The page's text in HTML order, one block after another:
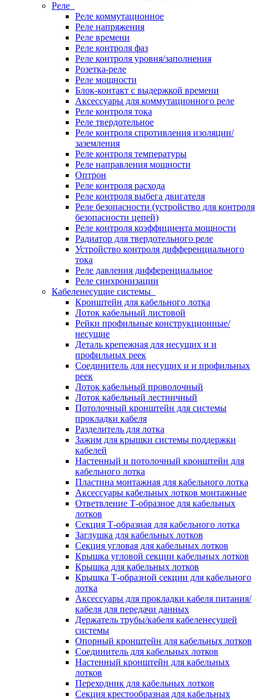
Реле
Реле коммутационное
Реле напряжения
Реле времени
Реле контроля фаз
Реле контроля уровня/заполнения
Розетка-реле
Реле мощности
Блок-контакт с выдержкой времени
Аксессуары для коммутационного реле
Реле контроля тока
Реле твердотельное
Реле контроля спротивления изоляции/
заземления
Реле контроля температуры
Реле направления мощности
Оптрон
Реле контроля расхода
Реле контроля выбега двигателя
Реле безопасности (устройство для контроля
безопасности цепей)
Реле контроля коэффициента мощности
Радиатор для твердотельного реле
Устройство контроля дифференциального
тока
Реле давления дифференциальное
Реле синхронизации
Кабеленесущие системы
Кронштейн для кабельного лотка
Лоток кабельный листовой
Рейки профильные конструкционные/
несущие
Деталь крепежная для несущих и и
профильных реек
Соединитель для несущих и и профильных
реек
Лоток кабельный проволочный
Лоток кабельный лестничный
Потолочный кронштейн для системы
прокладки кабеля
Разделитель для лотка
Зажим для крышки системы поддержки
кабелей
Настенный и потолочный кронштейн для
кабельного лотка
Пластина монтажная для кабельного лотка
Аксессуары кабельных лотков монтажные
Ответвление Т-образное для кабельных
лотков
Секция Т-образная для кабельного лотка
Заглушка для кабельных лотков
Секция угловая для кабельных лотков
Крышка угловой секции кабельных лотков
Крышка для кабельных лотков
Крышка Т-образной секции для кабельного
лотка
Аксессуары для прокладки кабеля питания/
кабеля для передачи данных
Держатель трубы/кабеля кабеленесущей
системы
Опорный кронштейн для кабельных лотков
Соединитель для кабельных лотков
Настенный кронштейн для кабельных
лотков
Переходник для кабельных лотков
Секция крестообразная для кабельных